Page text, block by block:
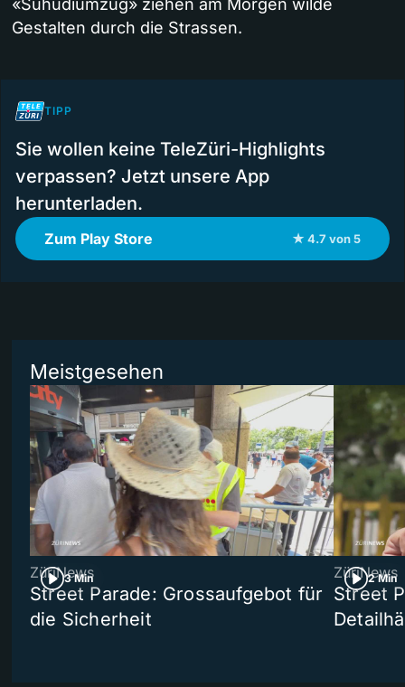
Gestalten durch die Strassen.
TIPP
Sie wollen keine TeleZüri-Highlights
verpassen? Jetzt unsere App
herunterladen.
Zum Play Store ★ 4.7 von 5
Meistgesehen
3 Min
ZüriNews
Street Parade: Grossaufgebot für
die Sicherheit
2 Min
ZüriNews
Street